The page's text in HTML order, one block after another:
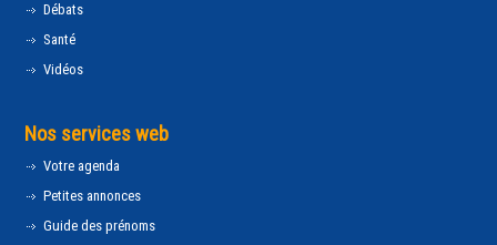
Débats
Santé
Vidéos
Nos services web
Votre agenda
Petites annonces
Guide des prénoms